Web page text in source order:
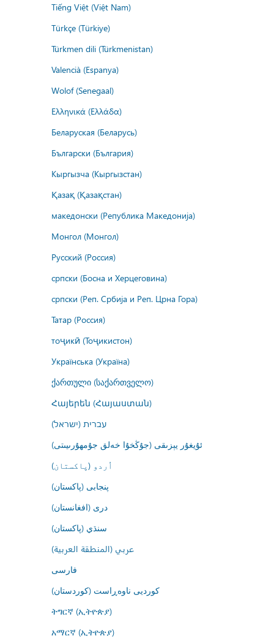
Tiếng Việt (Việt Nam)
Türkçe (Türkiye)
Türkmen dili (Türkmenistan)
Valencià (Espanya)
Wolof (Senegaal)
Ελληνικά (Ελλάδα)
Беларуская (Беларусь)
Български (България)
Кыргызча (Кыргызстан)
Қазақ (Қазақстан)
македонски (Република Македонија)
Монгол (Монгол)
Русский (Россия)
српски (Босна и Херцеговина)
српски (Реп. Србија и Реп. Црна Гора)
Татар (Россия)
тоҷикӣ (Тоҷикистон)
Українська (Україна)
ქართული (საქართველო)
Հայերեն (Հայաստան)
עברית (ישראל)
ئۇيغۇر يېزىقى (جۇڭخۇا خەلق جۇمھۇرىيىتى)
اُردو (پاکستان)
پنجابی (پاکستان)
درى (افغانستان)
سنڌي (پاکستان)
عربي (المنطقة العربية)
فارسى
کوردیی ناوەڕاست (کوردستان)
ትግርኛ (ኢትዮጵያ)
አማርኛ (ኢትዮጵያ)